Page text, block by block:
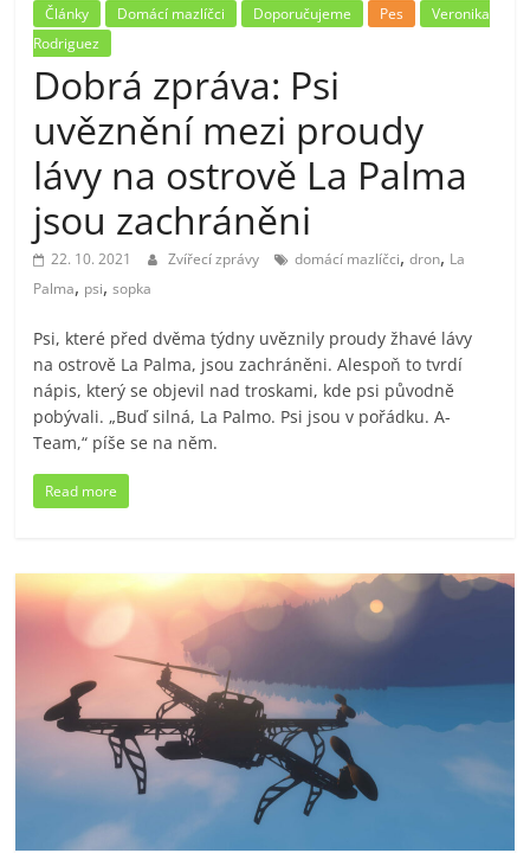
Články Domácí mazlíčci Doporučujeme Pes
Veronika
Rodriguez
Dobrá zpráva: Psi
uvěznění mezi proudy
lávy na ostrově La Palma
jsou zachráněni
22. 10. 2021 Zvířecí zprávy domácí mazlíčci,dron, La
Palma, psi,sopka
Psi, které před dvěma týdny uvěznily proudy žhavé lávy
na ostrově La Palma, jsou zachráněni. Alespoň to tvrdí
nápis, který se objevil nad troskami, kde psi původně
pobývali. „Buď silná, La Palmo. Psi jsou v pořádku. A-
Team,“ píše se na něm.
Read more